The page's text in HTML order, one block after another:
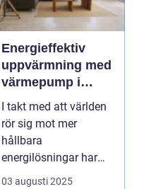
Energieffektiv
uppvärmning med
värmepump i
Ystad
I takt med att världen
rör sig mot mer
hållbara
energilösningar har
värmep...
03 augusti 2025